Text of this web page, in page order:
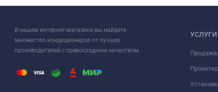
В нашем интернет-магазине вы найдете
множество кондиционеров от лучших
производителей с превосходным качеством.
УСЛУГИ
Продажа